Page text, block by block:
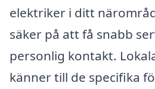
elektriker i ditt
säker på att få snabb
personlig kontakt.
känner till de specifika